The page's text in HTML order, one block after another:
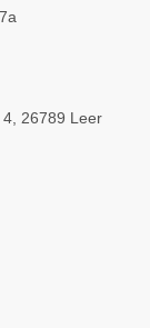
26789 Leer